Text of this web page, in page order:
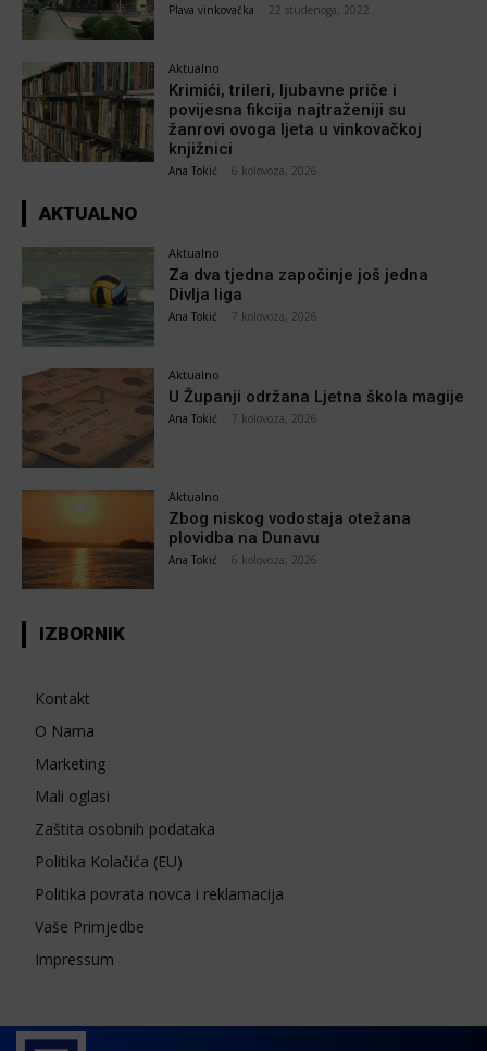
Plava vinkovačka 22 studenoga, 2022
Aktualno
Krimići, trileri, ljubavne priče i
povijesna fikcija najtraženiji su
žanrovi ovoga ljeta u vinkovačkoj
knjižnici
Ana Tokić 6 kolovoza, 2026
AKTUALNO
Aktualno
Za dva tjedna započinje još jedna
Divlja liga
Ana Tokić 7 kolovoza, 2026
Aktualno
U Županji održana Ljetna škola magije
Ana Tokić 7 kolovoza, 2026
Aktualno
Zbog niskog vodostaja otežana
plovidba na Dunavu
Ana Tokić 6 kolovoza, 2026
IZBORNIK
Kontakt
O Nama
Marketing
Mali oglasi
Zaštita osobnih podataka
Politika Kolačića (EU)
Politika povrata novca i reklamacija
Vaše Primjedbe
Impressum